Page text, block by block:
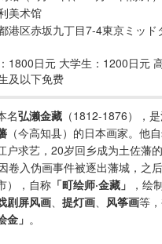
美术馆
港区赤坂九丁目7-4東京ミッド
1800日元 大学生：1200日元
及以下免费
名弘濑金藏 （1812-1876），
（今高知县）的日本画家。他
户求艺，20岁回乡成为土佐藩的
卷入伪画事件被逐出藩城，之
），自称 「町绘师·金藏」
，绘
剧屏风画 提灯画 风筝画等
金」 。